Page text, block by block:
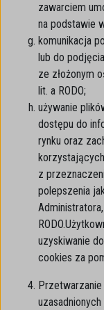
zawarciem
na podstawie
komunikacja
lub do
ze złożonym
lit. a RODO;
używanie
dostępu do
rynku oraz
z
polepszenia
uzyskiwanie
cookies za